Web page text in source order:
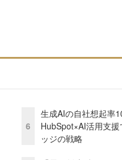
6
生成AIの自社想起率
HubSpot×AI活用支
ッジの戦略